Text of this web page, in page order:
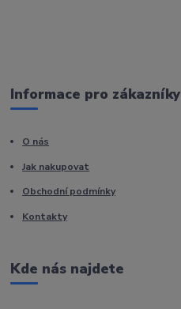
Informace pro zákazníky
O nás
Jak nakupovat
Obchodní podmínky
Kontakty
Kde nás najdete